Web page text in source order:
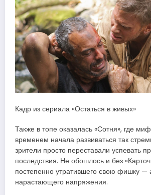
Кадр из сериала «Остаться в живых»
Также в топе оказалась «Сотня», где
временем начала развиваться так
зрители просто переставали успевать
последствия. Не обошлось и без
постепенно утратившего свою фишку —
нарастающего напряжения.